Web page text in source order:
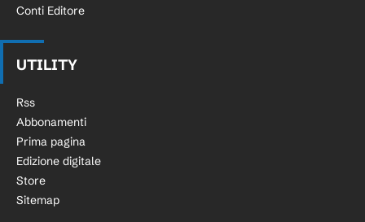
Conti Editore
UTILITY
Rss
Abbonamenti
Prima pagina
Edizione digitale
Store
Sitemap